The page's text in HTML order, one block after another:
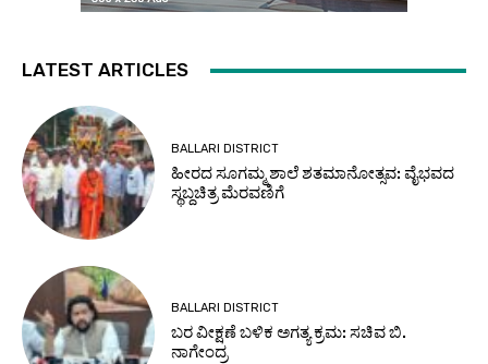
LATEST ARTICLES
BALLARI DISTRICT
ಹೀರದ ಸೂಗಮ್ಮ ಶಾಲೆ ಶತಮಾನೋತ್ಸವ: ವೈಭವದ
ಸ್ಥಬ್ದಚಿತ್ರ ಮೆರವಣಿಗೆ
BALLARI DISTRICT
ಬರ ವೀಕ್ಷಣೆ ಬಳಿಕ ಅಗತ್ಯ ಕ್ರಮ: ಸಚಿವ ಬಿ.
ನಾಗೇಂದ್ರ